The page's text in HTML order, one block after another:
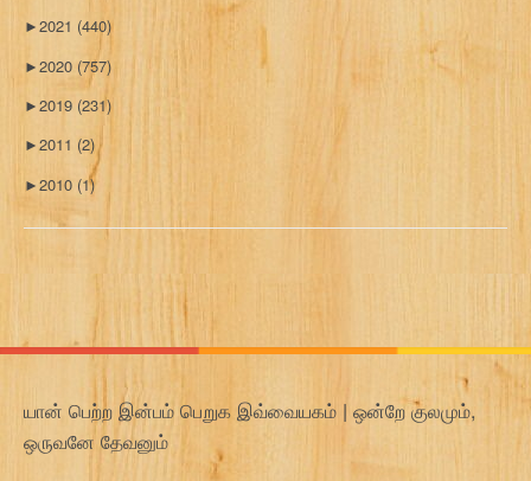
►2021 (440)
►2020 (757)
►2019 (231)
►2011 (2)
►2010 (1)
யான் பெற்ற இன்பம் பெறுக இவ்வையகம் | ஒன்றே குலமும்,
ஒருவனே தேவனும்